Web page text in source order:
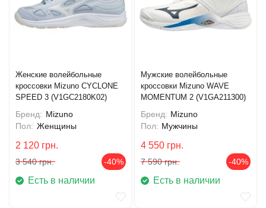
Женские волейбольные
кроссовки Mizuno CYCLONE
SPEED 3 (V1GC2180K02)
Бренд: Mizuno
Пол: Женщины
2 120 грн.
3 540 грн. -40%
Есть в наличии
Мужские волейбольные
кроссовки Mizuno WAVE
MOMENTUM 2 (V1GA211300)
Бренд: Mizuno
Пол: Мужчины
4 550 грн.
7 590 грн. -40%
Есть в наличии